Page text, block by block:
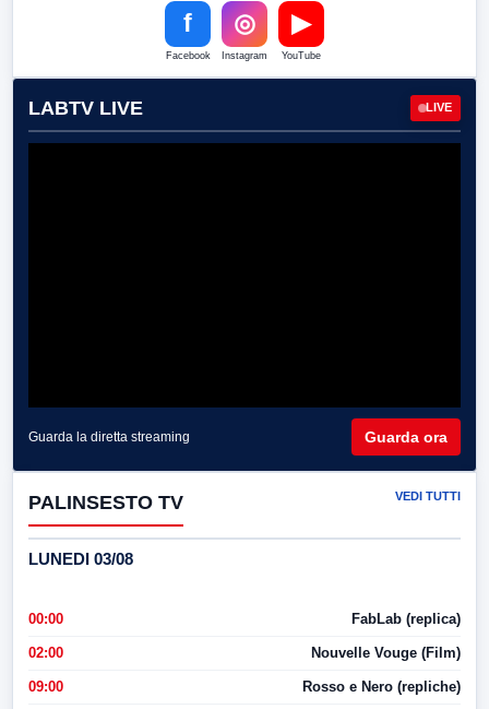
f
Facebook
◎
Instagram
▶
YouTube
LABTV LIVE LIVE
Guarda la diretta streaming Guarda ora
PALINSESTO TV VEDI TUTTI
LUNEDI 03/08
00:00 FabLab (replica)
02:00 Nouvelle Vouge (Film)
09:00 Rosso e Nero (repliche)